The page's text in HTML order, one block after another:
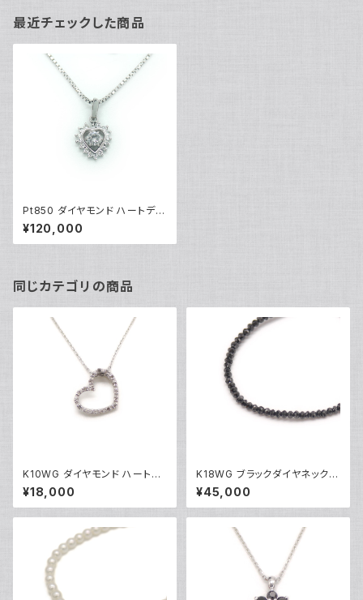
最近チェックした商品
Pt850 ダイヤモンド ハートデザ
インペンダント ネックレス プラ
チナ ベネチアンチェーン Y032
73
¥120,000
同じカテゴリの商品
K10WG ダイヤモンド ハートペ
ンダント ネックレス 10金 ホワ
イトゴールド アズキチェーン Y0
4907
¥18,000
K18WG ブラックダイヤネックレ
ス 18金 ホワイトゴールド Y051
01
¥45,000